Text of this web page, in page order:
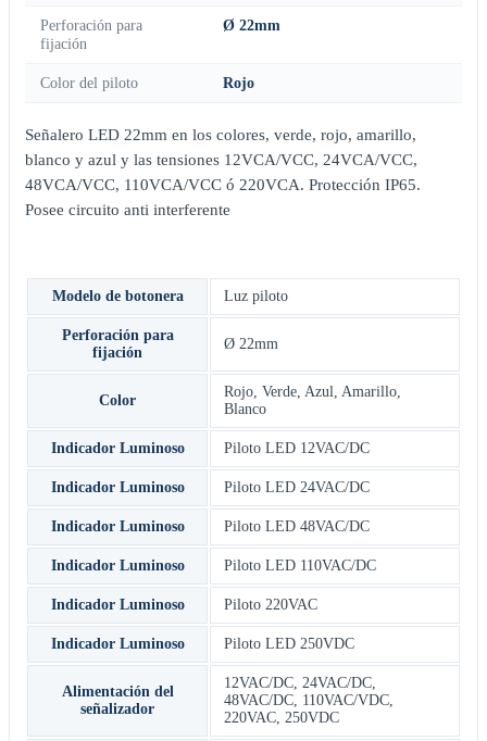
Perforación para
fijación
Ø 22mm
Color del piloto Rojo
Señalero LED 22mm en los colores, verde, rojo, amarillo,
blanco y azul y las tensiones 12VCA/VCC, 24VCA/VCC,
48VCA/VCC, 110VCA/VCC ó 220VCA. Protección IP65.
Posee circuito anti interferente
Modelo de botonera Luz piloto
Perforación para
fijación
Ø 22mm
Color
Rojo Verde Azul Amarillo
Blanco
Indicador Luminoso Piloto LED 12VAC/DC
Indicador Luminoso Piloto LED 24VAC/DC
Indicador Luminoso Piloto LED 48VAC/DC
Indicador Luminoso Piloto LED 110VAC/DC
Indicador Luminoso Piloto 220VAC
Indicador Luminoso Piloto LED 250VDC
Alimentación del
señalizador
12VAC/DC 24VAC/DC
48VAC/DC 110VAC/VDC
220VAC 250VDC